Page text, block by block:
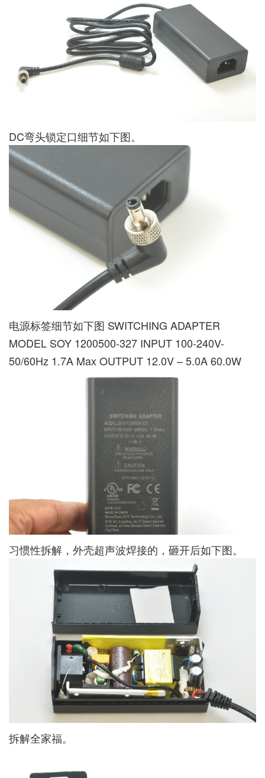
DC弯头锁定口细节如下图。
电源标签细节如下图 SWITCHING ADAPTER
MODEL SOY 1200500-327 INPUT 100-240V-
50/60Hz 1.7A Max OUTPUT 12.0V – 5.0A 60.0W
习惯性拆解，外壳超声波焊接的，砸开后如下图。
拆解全家福。